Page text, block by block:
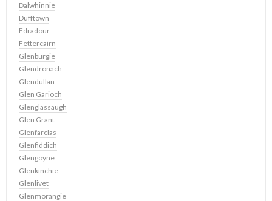
Dalwhinnie
Dufftown
Edradour
Fettercairn
Glenburgie
Glendronach
Glendullan
Glen Garioch
Glenglassaugh
Glen Grant
Glenfarclas
Glenfiddich
Glengoyne
Glenkinchie
Glenlivet
Glenmorangie